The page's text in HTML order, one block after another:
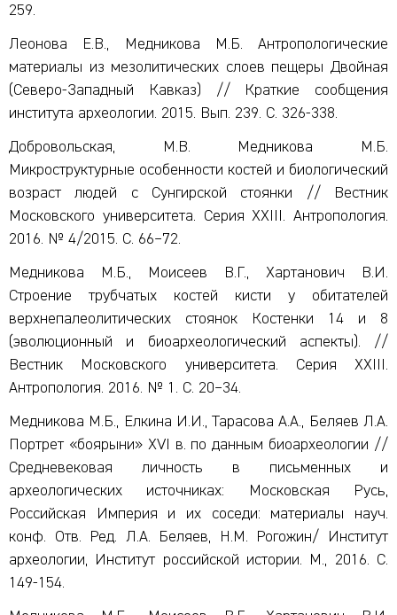
259.
Леонова Е.В., Медникова М.Б. Антропологические
материалы из мезолитических слоев пещеры Двойная
(Северо-Западный Кавказ) // Краткие сообщения
института археологии. 2015. Вып. 239. С. 326-338.
Добровольская, М.В. Медникова М.Б.
Микроструктурные особенности костей и биологический
возраст людей с Сунгирской стоянки // Вестник
Московского университета. Серия XXIII. Антропология.
2016. № 4/2015. С. 66–72.
Медникова М.Б., Моисеев В.Г., Хартанович В.И.
Строение трубчатых костей кисти у обитателей
верхнепалеолитических стоянок Костенки 14 и 8
(эволюционный и биоархеологический аспекты). //
Вестник Московского университета. Серия XXIII.
Антропология. 2016. № 1. С. 20–34.
Медникова М.Б., Елкина И.И., Тарасова А.А., Беляев Л.А.
Портрет «боярыни» XVI в. по данным биоархеологии //
Средневековая личность в письменных и
археологических источниках: Московская Русь,
Российская Империя и их соседи: материалы науч.
конф. Отв. Ред. Л.А. Беляев, Н.М. Рогожин/ Институт
археологии, Институт российской истории. М., 2016. C.
149-154.